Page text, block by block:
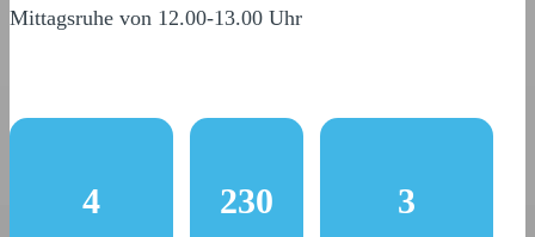
Mittagsruhe von 12.00-13.00 Uhr
4 230 3